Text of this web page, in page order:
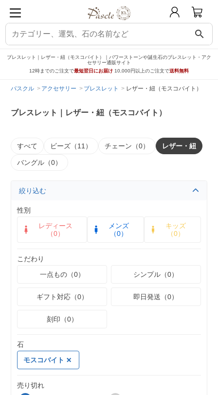
search
ブレスレット｜レザー・紐（モスコバイト）｜パワーストーンや誕生石のブレスレット・アク
セサリー通販サイト
12時までのご注文で最短翌日にお届け 10,000円以上のご注文で送料無料
パスクル アクセサリー ブレスレット レザー・紐（モスコバイト）
ブレスレット｜レザー・紐（モスコバイト）
すべて ビーズ（11） チェーン（0） レザー・紐
バングル（0）
絞り込む
性別
レディース
（0）
メンズ
（0）
キッズ
（0）
こだわり
一点もの（0）
シンプル（0）
ギフト対応（0） 即日発送（0）
刻印（0）
石
モスコバイト
売り切れ